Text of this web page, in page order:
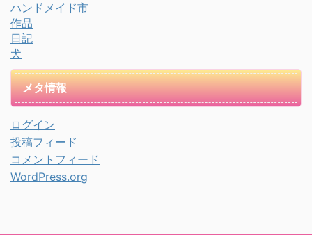
ハンドメイド市
作品
日記
犬
メタ情報
ログイン
投稿フィード
コメントフィード
WordPress.org